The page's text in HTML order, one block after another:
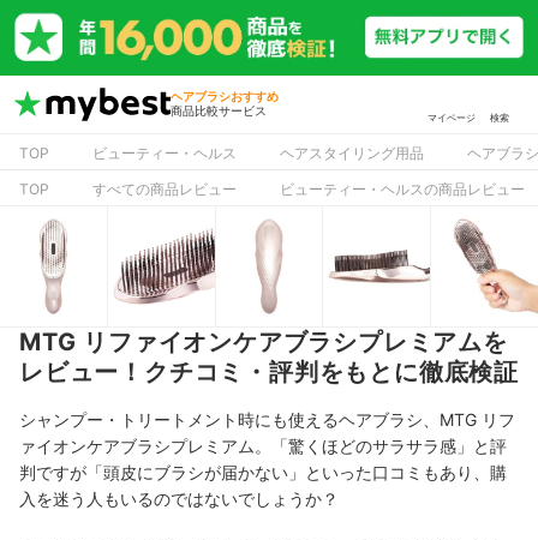
ヘアブラシおすすめ
商品比較サービス
マイページ 検索
TOP ビューティー・ヘルス ヘアスタイリング用品
ヘアブラシ
TOP
すべての商品レビュー ビューティー・ヘルスの商品レビュー
MTG リファイオンケアブラシプレミアムを
レビュー！クチコミ・評判をもとに徹底検証
シャンプー・トリートメント時にも使えるヘアブラシ、MTG リフ
ァイオンケアブラシプレミアム。
「驚くほどのサラサラ感」と評
判ですが 「頭皮にブラシが届かない」といった口コミもあり、購
入を迷う人もいるのではないでしょうか？